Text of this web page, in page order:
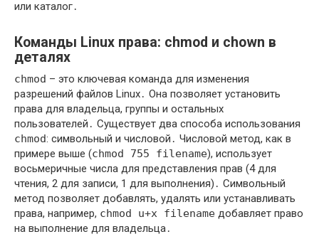
или каталог․
Команды Linux права: chmod и chown в
деталях
chmod – это ключевая команда для изменения
разрешений файлов Linux․ Она позволяет установить
права для владельца, группы и остальных
пользователей․ Существует два способа использования
chmod: символьный и числовой․ Числовой метод, как в
примере выше (chmod 755 filename), использует
восьмеричные числа для представления прав (4 для
чтения, 2 для записи, 1 для выполнения)․ Символьный
метод позволяет добавлять, удалять или устанавливать
права, например, chmod u+x filename добавляет право
на выполнение для владельца․